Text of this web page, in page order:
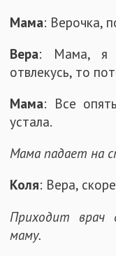
Мама: Верочка,
Вера: Мама, я
отвлекусь, то
Мама: Все
устала.
Мама падает на
Коля: Вера,
Приходит врач
маму.